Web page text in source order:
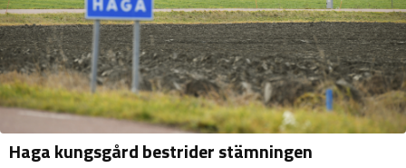
Haga kungsgård bestrider stämningen